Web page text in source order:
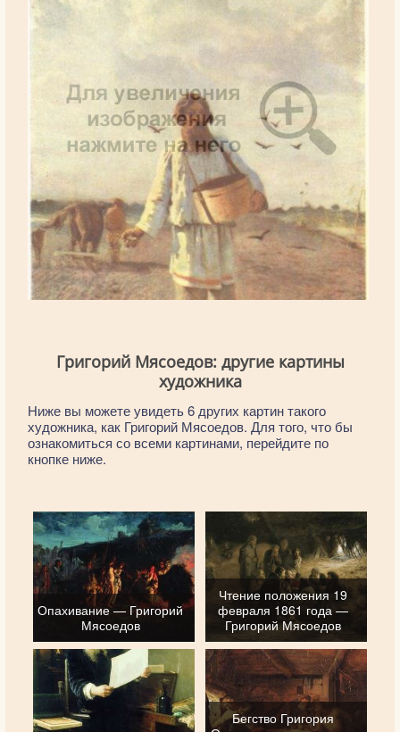
Григорий Мясоедов: другие картины
художника
Ниже вы можете увидеть 6 других картин такого
художника, как Григорий Мясоедов. Для того, что бы
ознакомиться со всеми картинами, перейдите по
кнопке ниже.
Опахивание — Григорий
Мясоедов
Чтение положения 19
февраля 1861 года —
Григорий Мясоедов
Бегство Григория